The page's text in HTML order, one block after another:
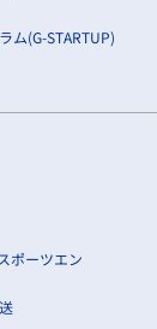
ム(G-STARTUP)
ポーツエン